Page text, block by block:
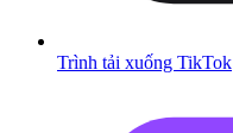
Trình tải xuống TikTok